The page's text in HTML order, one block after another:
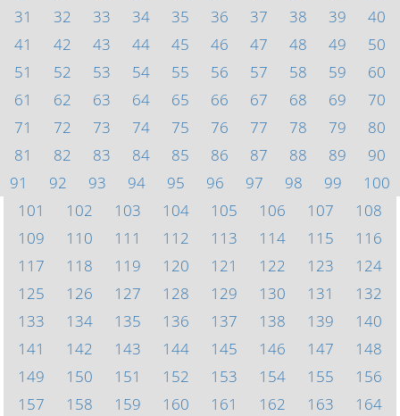
31
32 33 34 35 36 37 38 39
40
41
42 43 44 45 46 47 48 49
50
51
52 53 54 55 56 57 58 59
60
61
62 63 64 65 66 67 68 69
70
71
72 73 74 75 76 77 78 79
80
81
82 83 84 85 86 87 88 89
90
91
92 93 94 95 96 97 98 99
100
101
102 103 104 105 106 107
108
109
110 111 112 113 114 115
116
117
118 119 120 121 122 123
124
125
126 127 128 129 130 131
132
133
134 135 136 137 138 139
140
141
142 143 144 145 146 147
148
149
150 151 152 153 154 155
156
157
158 159 160 161 162 163
164